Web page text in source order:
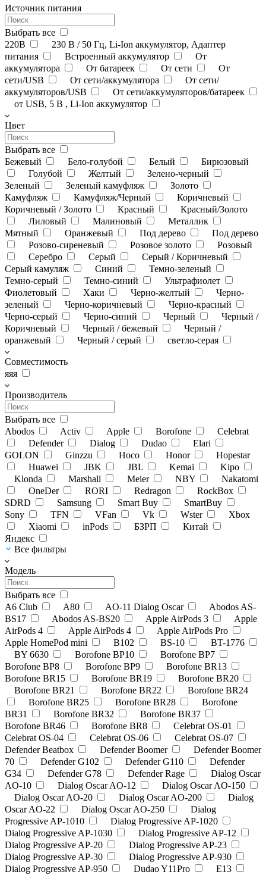
Источник питания
Выбрать все
220В
230 В / 50 Гц, Li-Ion аккумулятор, Адаптер
питания
Встроенный аккумулятор
От
аккумулятора
От батареек От сети
От
сети/USB
От сети/аккумулятора
От сети/
аккумуляторов/USB
От сети/аккумуляторов/батареек
от USB, 5 В , Li-Ion аккумулятор
Цвет
Выбрать все
Бежевый
Бело-голубой Белый
Бирюзовый
Голубой
Желтый
Зелено-черный
Зеленый
Зеленый камуфляж
Золото
Камуфляж
Камуфляж/Черный
Коричневый
Коричневый / Золото
Красный
Красный/Золото
Лиловый
Малиновый
Металлик
Мятный
Оранжевый Под дерево
Под дерево
Розово-сиреневый
Розовое золото
Розовый
Серебро
Серый
Серый / Коричневый
Серый камуляж
Синий
Темно-зеленый
Темно-серый
Темно-синий
Ультрафиолет
Фиолетовый
Хаки Черно-желтый
Черно-
зеленый
Черно-коричневый
Черно-красный
Черно-серый
Черно-синий Черный
Черный /
Коричневый
Черный / бежевый
Черный /
оранжевый
Черный / серый светло-серая
Совместимость
яяя
Производитель
Выбрать все
Abodos
Activ Apple Borofone
Celebrat
Defender
Dialog Dudao
Elari
GOLON
Ginzzu Hoco Honor
Hopestar
Huawei
JBK JBL Kemai
Kipo
Klonda
Marshall Meier NBY
Nakatomi
OneDer
RORI Redragon
RockBox
SDRD
Samsung Smart Buy
SmartBuy
Sony
TFN VFan Vk Wster
Xbox
Xiaomi
inPods БЗРП
Китай
Яндекс
Все фильтры
Модель
Выбрать все
A6 Club
A80 AO-11 Dialog Oscar
Abodos AS-
BS17
Abodos AS-BS20 Apple AirPods 3
Apple
AirPods 4
Apple AirPods 4
Apple AirPods Pro
Apple HomePod mini
B102 BS-10
BT-1776
BY 6630
Borofone BP10
Borofone BP7
Borofone BP8
Borofone BP9
Borofone BR13
Borofone BR15
Borofone BR19
Borofone BR20
Borofone BR21
Borofone BR22
Borofone BR24
Borofone BR25
Borofone BR28
Borofone
BR31
Borofone BR32
Borofone BR37
Borofone BR46
Borofone BR8
Celebrat OS-01
Celebrat OS-04
Celebrat OS-06
Celebrat OS-07
Defender Beatbox
Defender Boomer
Defender Boomer
70
Defender G102 Defender G110
Defender
G34
Defender G78 Defender Rage
Dialog Oscar
AO-10
Dialog Oscar AO-12
Dialog Oscar AO-150
Dialog Oscar AO-20
Dialog Oscar AO-200
Dialog
Oscar AO-22
Dialog Oscar AO-250
Dialog
Progressive AP-1010
Dialog Progressive AP-1020
Dialog Progressive AP-1030
Dialog Progressive AP-12
Dialog Progressive AP-20
Dialog Progressive AP-23
Dialog Progressive AP-30
Dialog Progressive AP-930
Dialog Progressive AP-950
Dudao Y11Pro E13